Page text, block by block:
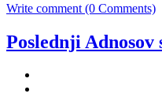
Write comment (0 Comments)
Poslednji Adnosov